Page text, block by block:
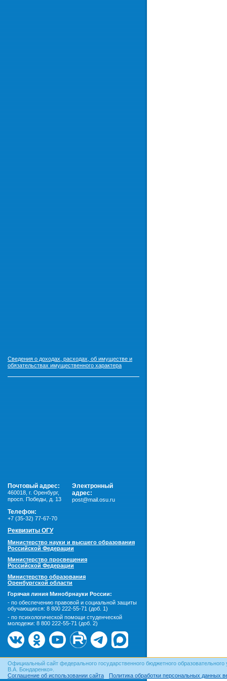
Сведения о доходах, расходах, об имуществе и
обязательствах имущественного характера
Почтовый адрес:
460018 г. Оренбург,
просп. Победы, д. 13
Электронный
адрес:
post@mail.osu.ru
Телефон:
+7 (35-32) 77-67-70
Реквизиты ОГУ
Министерство науки и высшего образования
Российской Федерации
Министерство просвещения
Российской Федерации
Министерство образования
Оренбургской области
Горячая линия Минобрнауки России:
- по обеспечению правовой и социальной защиты
обучающихся: 8 800 222-55-71 (доб. 1)
- по психологической помощи студенческой
молодежи: 8 800 222-55-71 (доб. 2)
Официальный сайт федерального государственного бюджетного
В.А. Бондаренко».
Соглашение об использовании сайта
Политика обработки персональных данных